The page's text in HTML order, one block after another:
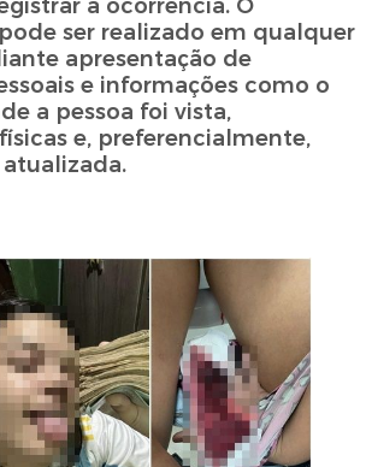
a ocorrência. O
ser realizado em qualquer
apresentação de
e informações como o
a pessoa foi vista,
e, preferencialmente,